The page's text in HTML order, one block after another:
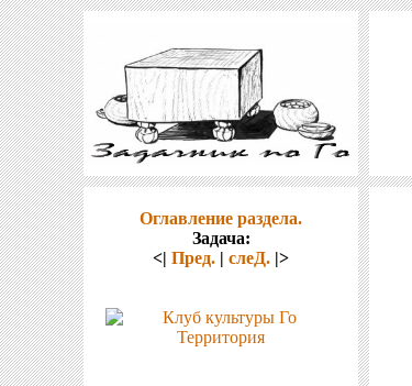
Оглавление раздела.
Задача:
<| Пред. | слеД. |>